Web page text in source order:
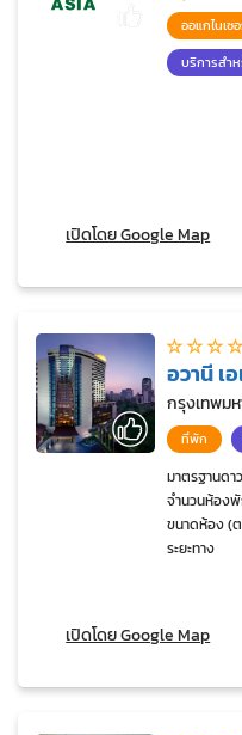
ออแกไนเซ
บริการสำ
เปิดโดย Google Map
อวานี เ
กรุงเทพม
ที่พัก
มาตรฐานดา
จำนวนห้อง
ขนาดห้อง (
ระยะทาง
เปิดโดย Google Map